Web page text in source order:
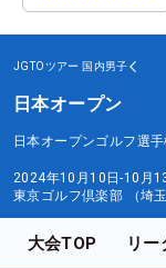
JGTOツアー 国内男子
日本オープン
日本オープンゴルフ選手
2024年10月10日-10月
東京ゴルフ倶楽部 （埼玉
大会TOP リー